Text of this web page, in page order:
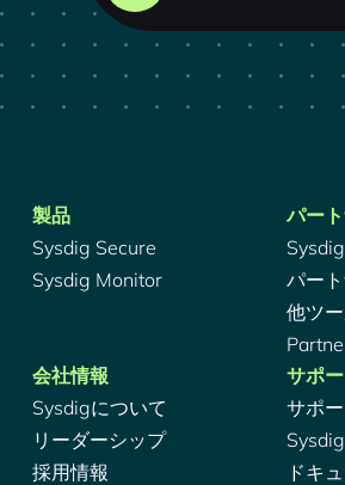
製品
Sysdig Secure
Sysdig Monitor
パー
パー
他ツ
会社情報
Sysdigについて
リーダーシップ
採用情報
サポ
サポー
ドキ